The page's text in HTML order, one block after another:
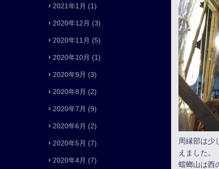
周縁部は少
えました。
蟷螂山は西
2021年1月 (1)
2020年12月 (3)
2020年11月 (5)
2020年10月 (1)
2020年9月 (3)
2020年8月 (2)
2020年7月 (9)
2020年6月 (2)
2020年5月 (7)
2020年4月 (7)